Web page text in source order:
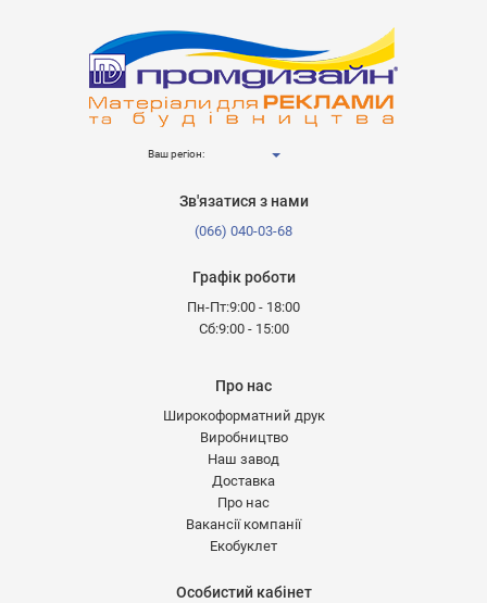
Ваш регіон:
Зв'язатися з нами
(066) 040-03-68
Графік роботи
Пн-Пт:9:00 - 18:00
Сб:9:00 - 15:00
Про нас
Широкоформатний друк
Виробництво
Наш завод
Доставка
Про нас
Вакансії компанії
Екобуклет
Особистий кабінет